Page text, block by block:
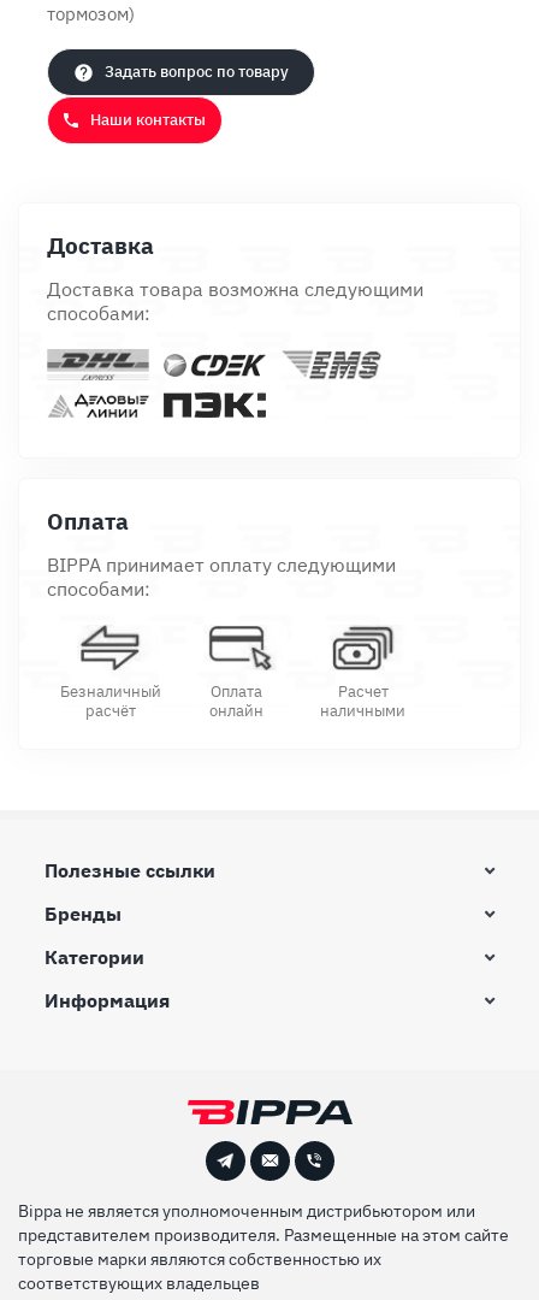
тормозом)
Задать вопрос по товару
Наши контакты
Доставка
Доставка товара возможна следующими
способами:
Оплата
BIPPA принимает оплату следующими
способами:
Безналичный
расчёт
Оплата
онлайн
Расчет
наличными
Полезные ссылки
Бренды
Категории
Информация
Bippa не является уполномоченным дистрибьютором или
представителем производителя. Размещенные на этом сайте
торговые марки являются собственностью их
соответствующих владельцев